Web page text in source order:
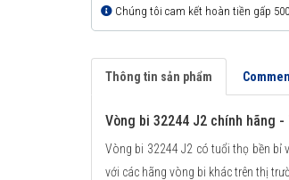
Chúng tôi cam kết hoàn tiền gấp
Thông tin sản phẩm
Vòng bi 32244 J2 chính hãng
Vòng bi 32244 J2 có tuổi thọ bền bỉ
với các hãng vòng bi khác trên thị